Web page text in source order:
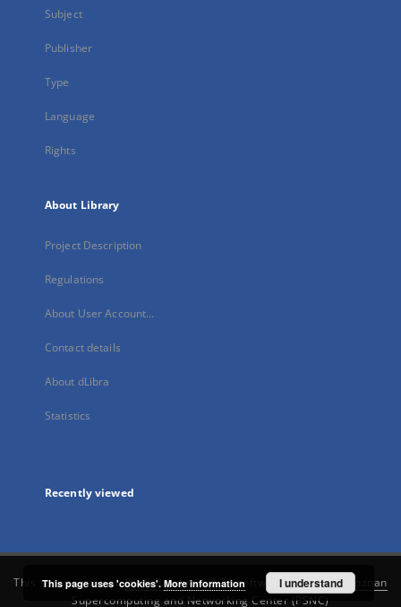
Subject
Publisher
Type
Language
Rights
About Library
Project Description
Regulations
About User Account...
Contact details
About dLibra
Statistics
Recently viewed
This service runs onDInGO dLibra 6.3.21software created by
Poznan
Supercomputing and Networking Center (PSNC)
This page uses 'cookies'. More information I understand